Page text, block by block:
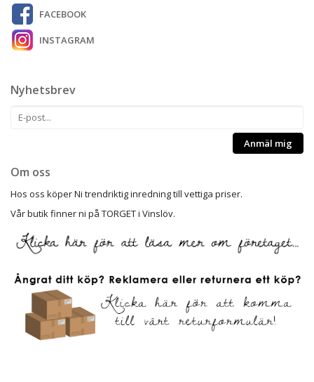
FACEBOOK
INSTAGRAM
Nyhetsbrev
Anmäl mig
Om oss
Hos oss köper Ni trendriktig inredning till vettiga priser.
Vår butik finner ni på TORGET i Vinslöv.